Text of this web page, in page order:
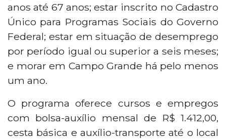
anos até 67 anos; estar inscrito no Cadastro
Único para Programas Sociais do Governo
Federal; estar em situação de desemprego
por período igual ou superior a seis meses;
e morar em Campo Grande há pelo menos
um ano.
O programa oferece cursos e empregos
com bolsa-auxílio mensal de R$ 1.412,00,
cesta básica e auxílio-transporte até o local